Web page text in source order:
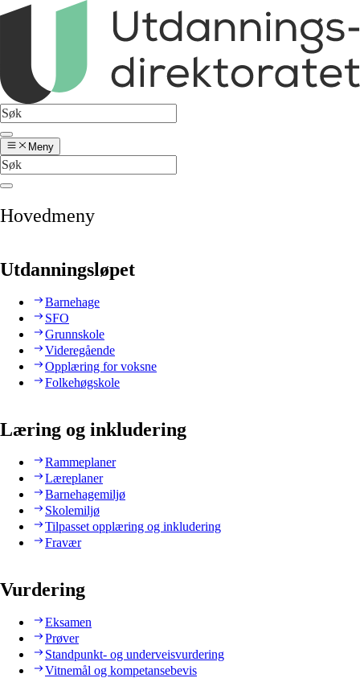
Meny
Hovedmeny
Utdanningsløpet
Barnehage
SFO
Grunnskole
Videregående
Opplæring for voksne
Folkehøgskole
Læring og inkludering
Rammeplaner
Læreplaner
Barnehagemiljø
Skolemiljø
Tilpasset opplæring og inkludering
Fravær
Vurdering
Eksamen
Prøver
Standpunkt- og underveisvurdering
Vitnemål og kompetansebevis